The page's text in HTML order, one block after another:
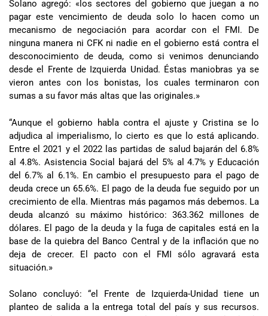
Solano agregó: «los sectores del gobierno que juegan a no
pagar este vencimiento de deuda solo lo hacen como un
mecanismo de negociación para acordar con el FMI. De
ninguna manera ni CFK ni nadie en el gobierno está contra el
desconocimiento de deuda, como si venimos denunciando
desde el Frente de Izquierda Unidad. Éstas maniobras ya se
vieron antes con los bonistas, los cuales terminaron con
sumas a su favor más altas que las originales.»
“Aunque el gobierno habla contra el ajuste y Cristina se lo
adjudica al imperialismo, lo cierto es que lo está aplicando.
Entre el 2021 y el 2022 las partidas de salud bajarán del 6.8%
al 4.8%. Asistencia Social bajará del 5% al 4.7% y Educación
del 6.7% al 6.1%. En cambio el presupuesto para el pago de
deuda crece un 65.6%. El pago de la deuda fue seguido por un
crecimiento de ella. Mientras más pagamos más debemos. La
deuda alcanzó su máximo histórico: 363.362 millones de
dólares. El pago de la deuda y la fuga de capitales está en la
base de la quiebra del Banco Central y de la inflación que no
deja de crecer. El pacto con el FMI sólo agravará esta
situación.»
Solano concluyó: “el Frente de Izquierda-Unidad tiene un
planteo de salida a la entrega total del país y sus recursos.